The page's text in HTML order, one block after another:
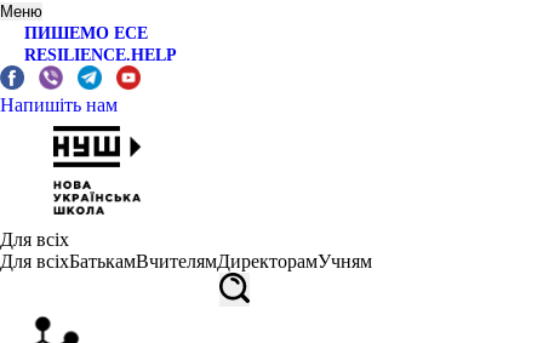
Меню
ПИШЕМО ЕСЕ
RESILIENCE.HELP
Напишіть нам
Для всіх
Для всіхБатькамВчителямДиректорамУчням